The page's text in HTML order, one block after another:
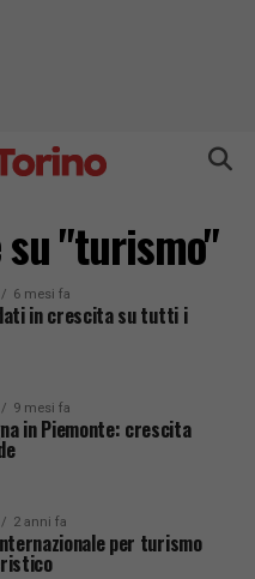
"turismo"
6 mesi fa
in crescita su tutti i
9 mesi fa
in Piemonte: crescita
2 anni fa
per turismo